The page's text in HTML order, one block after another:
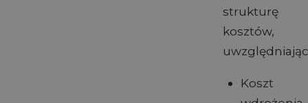
strukturę
kosztów,
Koszt